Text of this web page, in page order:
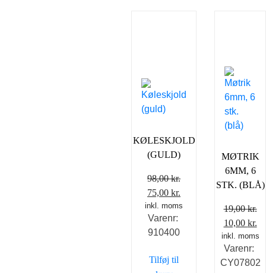
KØLESKJOLD
(GULD)
98,00kr.
Den
oprindelige
pris
var:
75,00 kr.
aktuelle
inkl. moms
Varenr:
910400
Tilføj til
MØTRIK
6MM, 6
STK. (BLÅ)
19,00kr.
Den
pris
var:
10,00 kr.
inkl. moms
Varenr:
CY07802